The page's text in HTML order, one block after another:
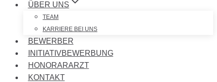
ÜBER UNS
TEAM
KARRIERE BEI UNS
BEWERBER
INITIATIVBEWERBUNG
HONORARARZT
KONTAKT